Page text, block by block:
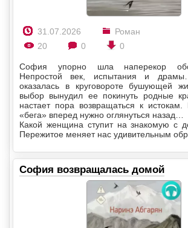
31.07.2026
Роман
20
0 0
София упорно шла наперекор
Непростой век, испытания и
оказалась в круговороте бушующей
выбор вынудил ее покинуть родные
настает пора возвращаться к истокам.
«бега» вперед нужно оглянуться назад…
Какой женщина ступит на знакомую с
Пережитое меняет нас удивительным
София возвращалась домой